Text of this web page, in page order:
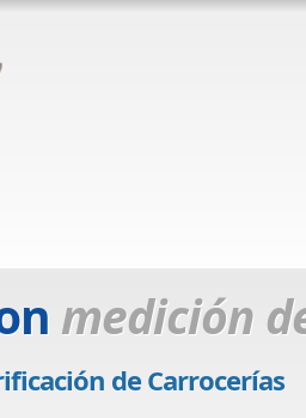
medición
de Carrocerías